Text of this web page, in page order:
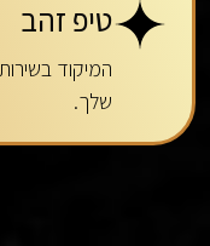
טיפ זהב
המיקוד
שלך.